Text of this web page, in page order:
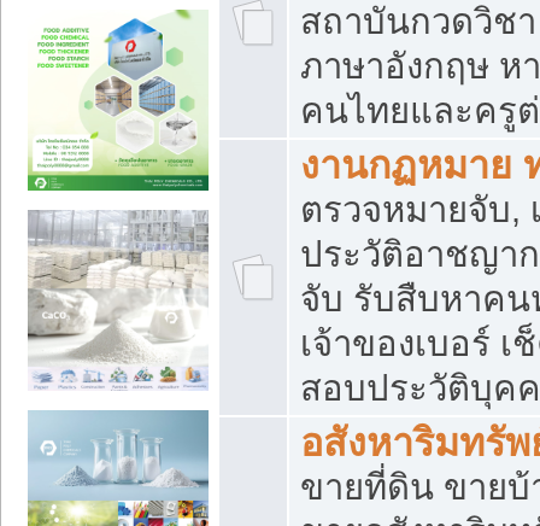
สถาบันกวดวิช
ภาษาอังกฤษ ห
คนไทยและครู
งานกฏหมาย
ตรวจหมายจับ,
ประวัติอาชญา
จับ รับสืบหาคน
เจ้าของเบอร์
สอบประวัติบุค
อสังหาริมทรัพ
ขายที่ดิน ขายบ้